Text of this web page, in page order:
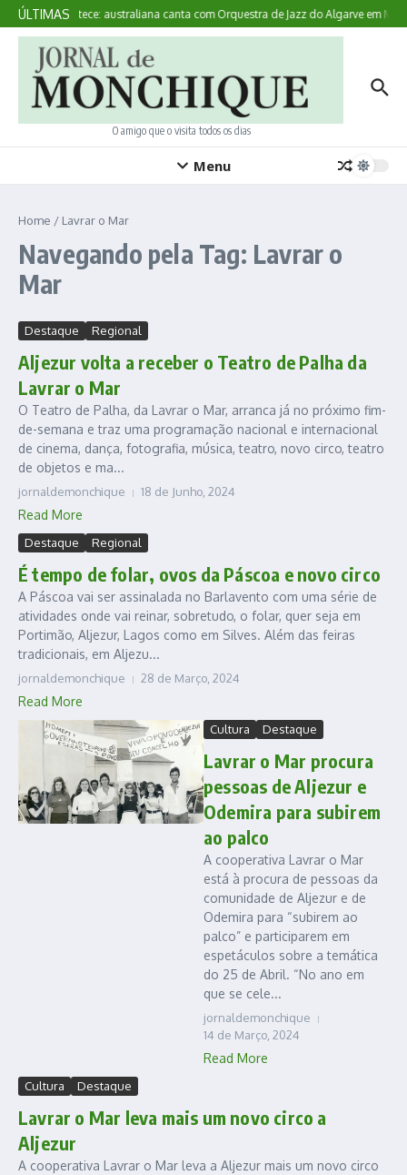
Ir para o conteúdo
ÚLTIMAS
Aqui Acontece: australiana canta com Orquestra de Jazz do Algarve em
O amigo que o visita todos os dias
Menu
Home / Lavrar o Mar
Navegando pela Tag: Lavrar o
Mar
Destaque Regional
Aljezur volta a receber o Teatro de Palha da
Lavrar o Mar
O Teatro de Palha, da Lavrar o Mar, arranca já no próximo fim-
de-semana e traz uma programação nacional e internacional
de cinema, dança, fotografia, música, teatro, novo circo, teatro
de objetos e ma...
jornaldemonchique 18 de Junho, 2024
Read More
Destaque Regional
É tempo de folar, ovos da Páscoa e novo circo
A Páscoa vai ser assinalada no Barlavento com uma série de
atividades onde vai reinar, sobretudo, o folar, quer seja em
Portimão, Aljezur, Lagos como em Silves. Além das feiras
tradicionais, em Aljezu...
jornaldemonchique 28 de Março, 2024
Read More
Cultura Destaque
Lavrar o Mar procura
pessoas de Aljezur e
Odemira para subirem
ao palco
A cooperativa Lavrar o Mar
está à procura de pessoas da
comunidade de Aljezur e de
Odemira para “subirem ao
palco” e participarem em
espetáculos sobre a temática
do 25 de Abril. “No ano em
que se cele...
jornaldemonchique
14 de Março, 2024
Read More
Cultura Destaque
Lavrar o Mar leva mais um novo circo a
Aljezur
A cooperativa Lavrar o Mar leva a Aljezur mais um novo circo